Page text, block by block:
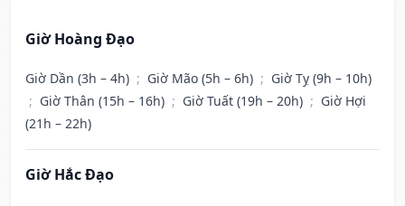
Giờ Hoàng Đạo
Giờ Dần (3h – 4h) ; Giờ Mão (5h – 6h) ; Giờ Tỵ (9h – 10h)
; Giờ Thân (15h – 16h) ; Giờ Tuất (19h – 20h) ; Giờ Hợi
(21h – 22h)
Giờ Hắc Đạo